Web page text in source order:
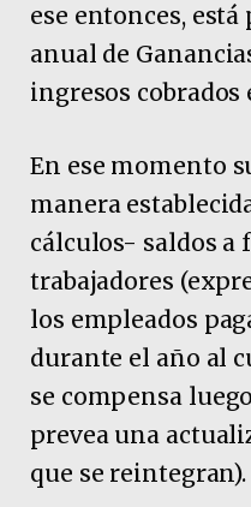
ese entonces,
anual de
ingresos cobrados
En ese momento
manera
cálculos- saldos a
trabajadores
los empleados
durante el año al
se compensa
prevea una
que se reintegran).